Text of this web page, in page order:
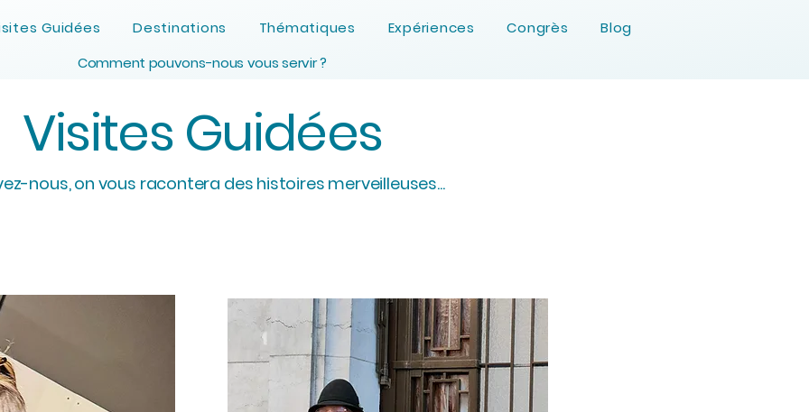
Guidées Destinations Thématiques Expériences Congrès
Blog
Comment pouvons-nous vous servir ?
Visites Guidées
nous, on vous racontera des histoires merveilleuses...